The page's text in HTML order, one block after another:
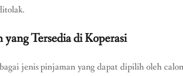
yang Tersedia di Koperasi
jenis pinjaman yang dapat dipilih oleh